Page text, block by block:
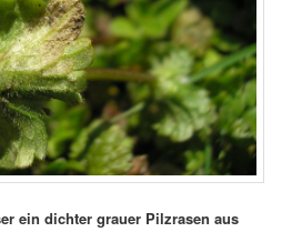
ein dichter grauer Pilzrasen aus